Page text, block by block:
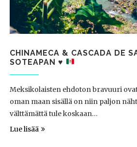
CHINAMECA & CASCADA DE
SOTEAPAN ♥
Meksikolaisten ehdoton bravuuri
oman maan sisällä on niin paljon
välttämättä tule koskaan…
Lue lisää